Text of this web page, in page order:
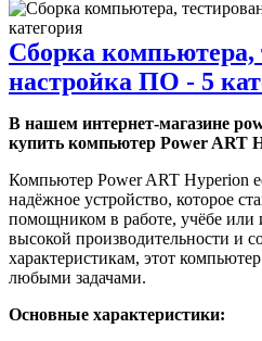
Сборка компьютера,
настройка ПО - 5
В нашем интернет-магазине
купить компьютер Power ART
Компьютер Power ART Hyperion
надёжное устройство, которое
помощником в работе, учёбе или
высокой производительности и
характеристикам, этот
любыми задачами.
Основные характеристики: